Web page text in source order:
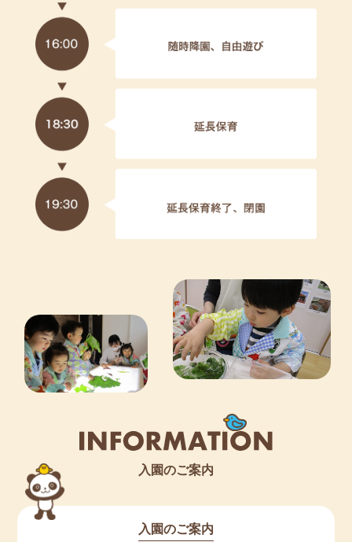
【令和６年度 入園申込 受付中です。】 2024/4/9
🌸０歳児《令和５（2023）年４月２日生～令和６
（2024）年４月１日生》 ４ 名
🌸１歳児《令和４（2022）年４月２日生～令和５
（2023）年４月１日生》 １ 名
見学や詳しい内容などは、直接当園にお問い
合わせください。
********************************************************************
************
【令和６年度 入園申込 受付中です。】 2024/2/17
見学や詳しい内容などは、直接当園にお問い
合わせください。
********************************************************************
************
【令和６年度 入園予約 受付中です！】 2024/1/24
🌸０歳児《令和５（2023）年４月２日生～令和６
見学や予約、詳しい内容などは、直接当園に
お問い合わせください。
入園のご案内
入園のご案内